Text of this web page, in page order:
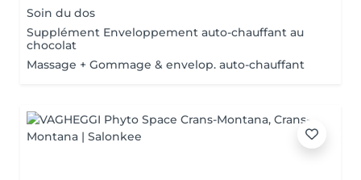
Soin du dos
Supplément Enveloppement auto-chauffant au
chocolat
Massage + Gommage & envelop. auto-chauffant